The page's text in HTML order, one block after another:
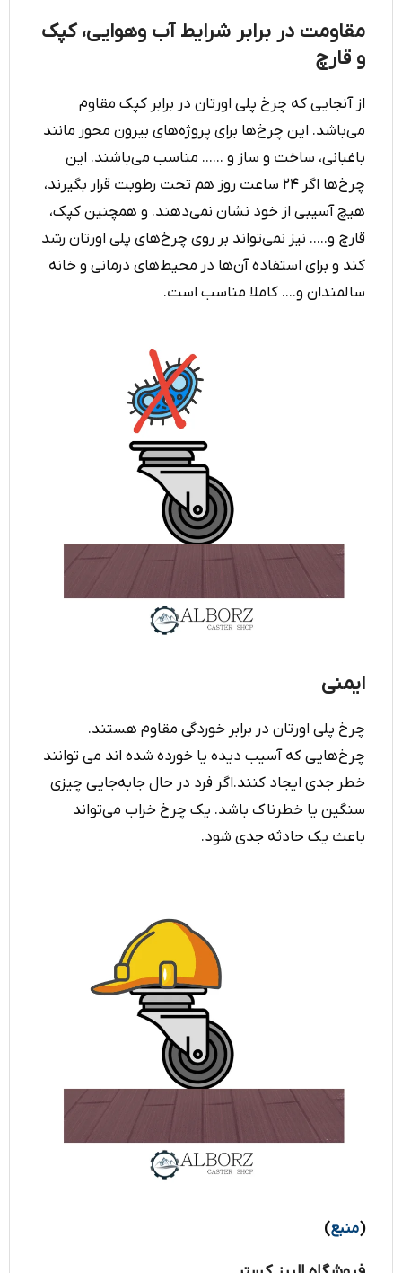
مقاومت در برابر شرایط آب وهوایی، کپک
و قارچ
از آنجایی که چرخ پلی اورتان در برابر کپک مقاوم
می‌باشد. این چرخ‌ها برای پروژه‌های بیرون محور مانند
باغبانی،‌ ساخت و ساز و ...... مناسب می‌باشند. این
چرخ‌ها اگر ۲۴ ساعت روز هم تحت رطوبت قرار بگیرند،‌
هیچ آسیبی از خود نشان نمی‌دهند. و همچنین کپک،
قارچ و..... نیز نمی‌تواند بر روی چرخ‌های پلی اورتان رشد
کند و برای استفاده آن‌ها در محیط‌های درمانی و خانه
سالمندان و.... کاملا مناسب است.
ایمنی
چرخ پلی اورتان در برابر خوردگی مقاوم هستند.
چرخ‌هایی که آسیب دیده یا خورده شده ‌اند می توانند
خطر جدی ایجاد کنند.اگر فرد در حال جابه‌جایی چیزی
سنگین یا خطرناک باشد. یک چرخ خراب می‌تواند
باعث یک حادثه جدی شود.
(منبع)